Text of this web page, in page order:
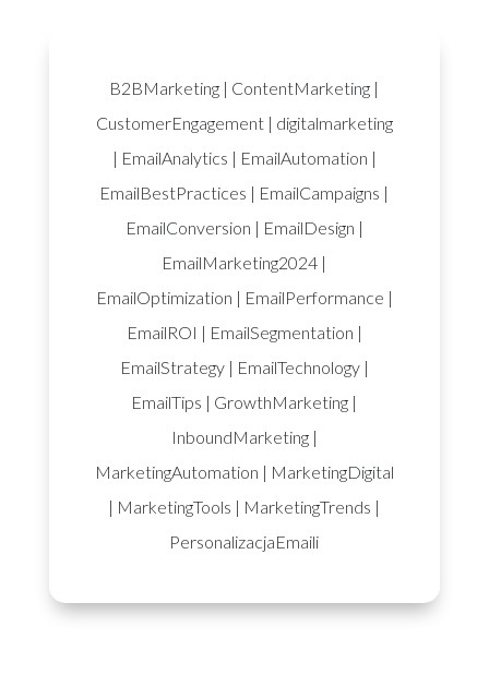
B2BMarketing | ContentMarketing |
CustomerEngagement| digitalmarketing
| EmailAnalytics | EmailAutomation |
EmailBestPractices | EmailCampaigns |
EmailConversion | EmailDesign |
EmailMarketing2024 |
EmailOptimization | EmailPerformance |
EmailROI | EmailSegmentation |
EmailStrategy| EmailTechnology|
EmailTips | GrowthMarketing |
InboundMarketing|
MarketingAutomation | MarketingDigital
| MarketingTools | MarketingTrends |
PersonalizacjaEmaili